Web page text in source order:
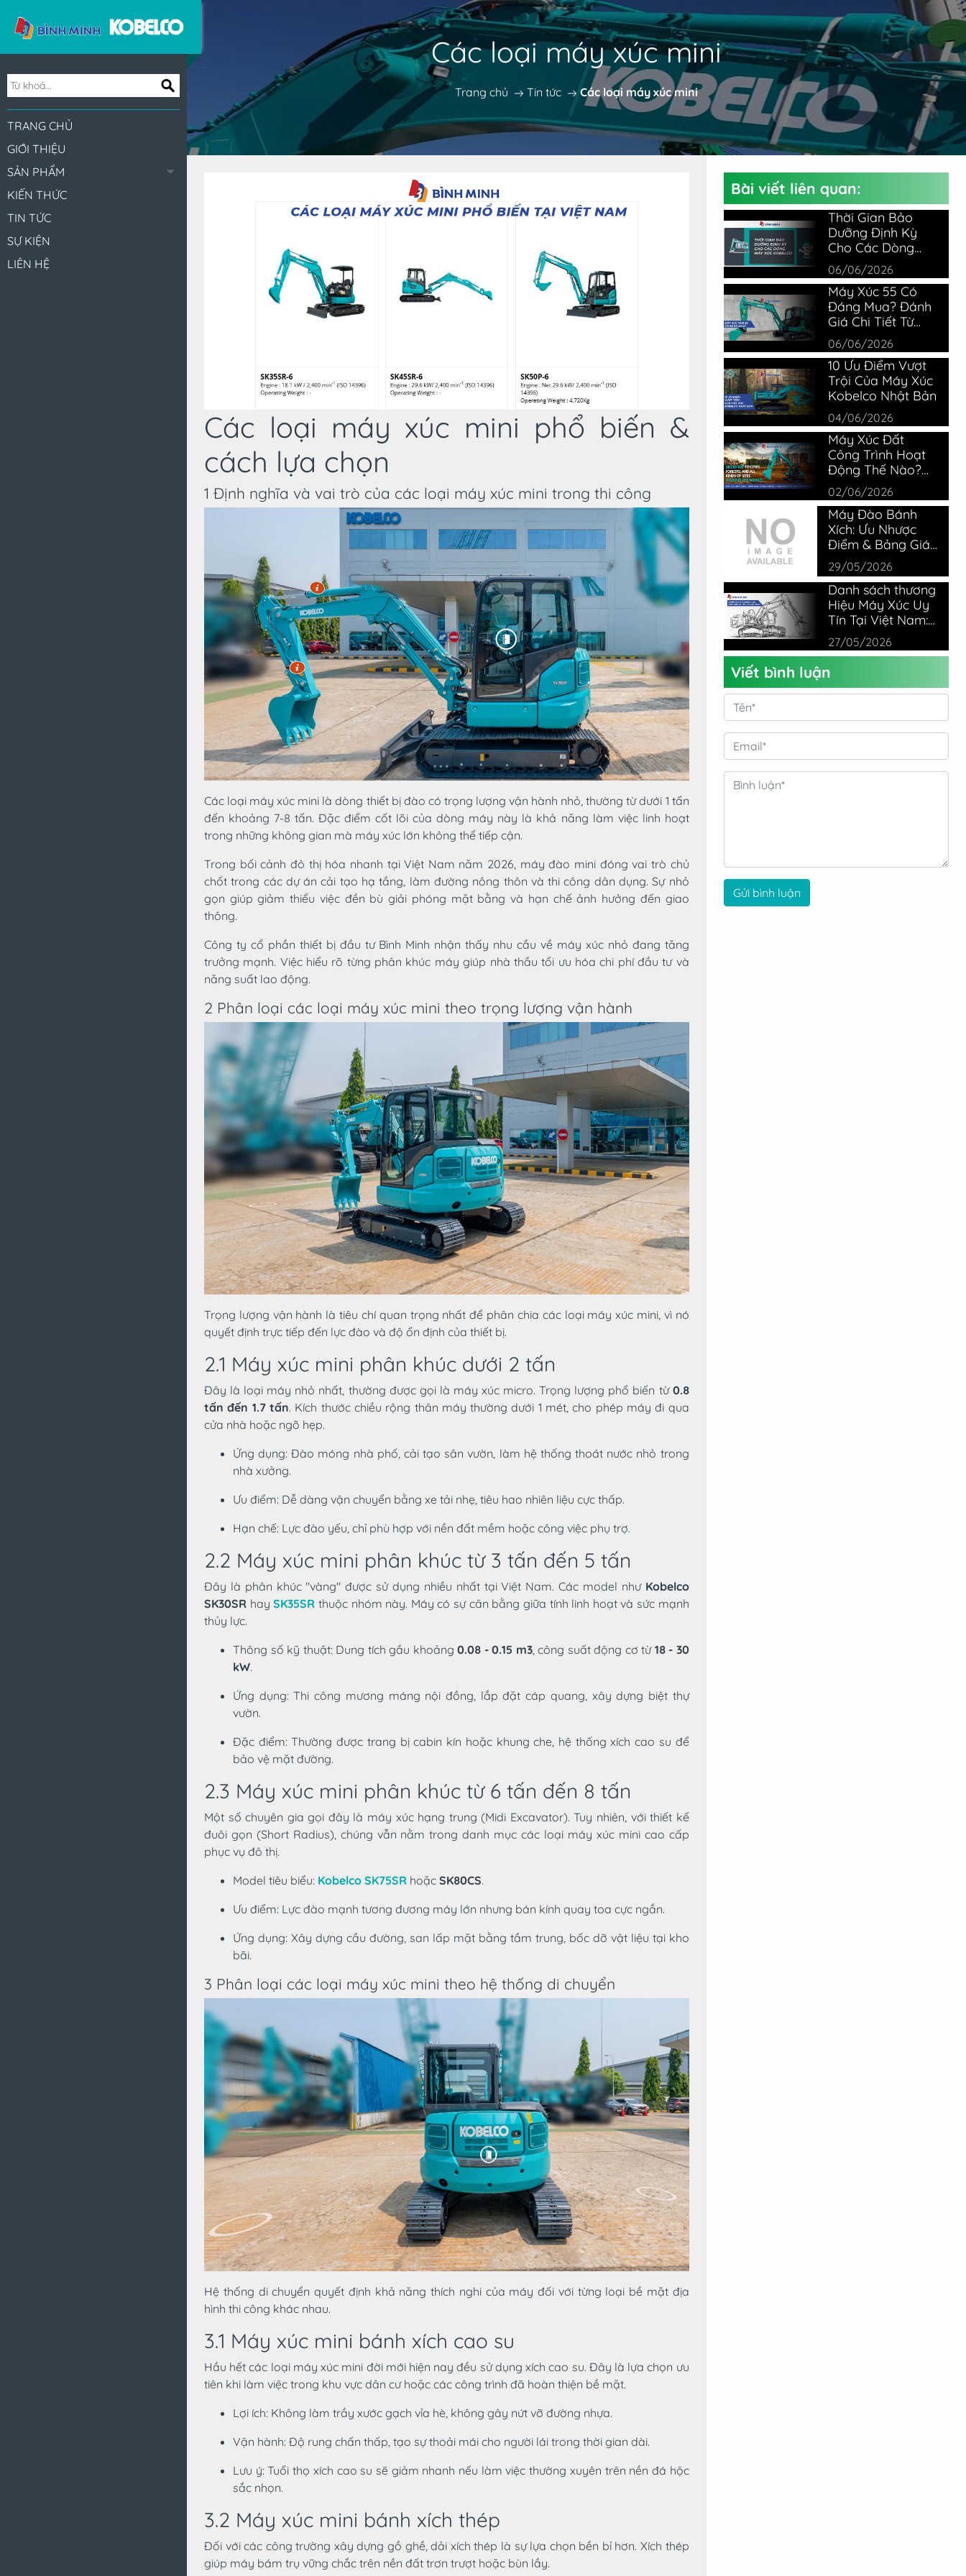
TRANG CHỦ
GIỚI THIỆU
SẢN PHẨM
KIẾN THỨC
TIN TỨC
SỰ KIỆN
LIÊN HỆ
Các loại máy xúc mini
Trang chủ Tin tức Các loại máy xúc mini
Các loại máy xúc mini phổ biến &
cách lựa chọn
1 Định nghĩa và vai trò của các loại máy xúc mini trong thi công
Các loại máy xúc mini là dòng thiết bị đào có trọng lượng vận hành nhỏ, thường từ dưới 1 tấn
đến khoảng 7-8 tấn. Đặc điểm cốt lõi của dòng máy này là khả năng làm việc linh hoạt
trong những không gian mà máy xúc lớn không thể tiếp cận.
Trong bối cảnh đô thị hóa nhanh tại Việt Nam năm 2026, máy đào mini đóng vai trò chủ
chốt trong các dự án cải tạo hạ tầng, làm đường nông thôn và thi công dân dụng. Sự nhỏ
gọn giúp giảm thiểu việc đền bù giải phóng mặt bằng và hạn chế ảnh hưởng đến giao
thông.
Công ty cổ phần thiết bị đầu tư Bình Minh nhận thấy nhu cầu về máy xúc nhỏ đang tăng
trưởng mạnh. Việc hiểu rõ từng phân khúc máy giúp nhà thầu tối ưu hóa chi phí đầu tư và
năng suất lao động.
2 Phân loại các loại máy xúc mini theo trọng lượng vận hành
Trọng lượng vận hành là tiêu chí quan trọng nhất để phân chia các loại máy xúc mini, vì nó
quyết định trực tiếp đến lực đào và độ ổn định của thiết bị.
2.1 Máy xúc mini phân khúc dưới 2 tấn
Đây là loại máy nhỏ nhất, thường được gọi là máy xúc micro. Trọng lượng phổ biến từ 0.8
tấn đến 1.7 tấn. Kích thước chiều rộng thân máy thường dưới 1 mét, cho phép máy đi qua
cửa nhà hoặc ngõ hẹp.
Ứng dụng: Đào móng nhà phố, cải tạo sân vườn, làm hệ thống thoát nước nhỏ trong
nhà xưởng.
Ưu điểm: Dễ dàng vận chuyển bằng xe tải nhẹ, tiêu hao nhiên liệu cực thấp.
Hạn chế: Lực đào yếu, chỉ phù hợp với nền đất mềm hoặc công việc phụ trợ.
2.2 Máy xúc mini phân khúc từ 3 tấn đến 5 tấn
Đây là phân khúc "vàng" được sử dụng nhiều nhất tại Việt Nam. Các model như Kobelco
SK30SR haySK35SR thuộc nhóm này. Máy có sự cân bằng giữa tính linh hoạt và sức mạnh
thủy lực.
Thông số kỹ thuật: Dung tích gầu khoảng0.08 - 0.15 m3, công suất động cơ từ 18 - 30
kW.
Ứng dụng: Thi công mương máng nội đồng, lắp đặt cáp quang, xây dựng biệt thự
vườn.
Đặc điểm: Thường được trang bị cabin kín hoặc khung che, hệ thống xích cao su để
bảo vệ mặt đường.
2.3 Máy xúc mini phân khúc từ 6 tấn đến 8 tấn
Một số chuyên gia gọi đây là máy xúc hạng trung (Midi Excavator). Tuy nhiên, với thiết kế
đuôi gọn (Short Radius), chúng vẫn nằm trong danh mục các loại máy xúc mini cao cấp
phục vụ đô thị.
Model tiêu biểu: Kobelco SK75SR hoặc SK80CS.
Ưu điểm: Lực đào mạnh tương đương máy lớn nhưng bán kính quay toa cực ngắn.
Ứng dụng: Xây dựng cầu đường, san lấp mặt bằng tầm trung, bốc dỡ vật liệu tại kho
bãi.
3 Phân loại các loại máy xúc mini theo hệ thống di chuyển
Hệ thống di chuyển quyết định khả năng thích nghi của máy đối với từng loại bề mặt địa
hình thi công khác nhau.
3.1 Máy xúc mini bánh xích cao su
Hầu hết các loại máy xúc mini đời mới hiện nay đều sử dụng xích cao su. Đây là lựa chọn ưu
tiên khi làm việc trong khu vực dân cư hoặc các công trình đã hoàn thiện bề mặt.
Lợi ích: Không làm trầy xước gạch vỉa hè, không gây nứt vỡ đường nhựa.
Vận hành: Độ rung chấn thấp, tạo sự thoải mái cho người lái trong thời gian dài.
Lưu ý: Tuổi thọ xích cao su sẽ giảm nhanh nếu làm việc thường xuyên trên nền đá hộc
sắc nhọn.
3.2 Máy xúc mini bánh xích thép
Đối với các công trường xây dựng gồ ghề, dải xích thép là sự lựa chọn bền bỉ hơn. Xích thép
giúp máy bám trụ vững chắc trên nền đất trơn trượt hoặc bùn lầy.
Bài viết liên quan:
Thời Gian Bảo
Dưỡng Định Kỳ
Cho Các Dòng
Máy Xúc Kobelco
06/06/2026
Máy Xúc 55 Có
Đáng Mua? Đánh
Giá Chi Tiết Từ
Thiết Bị Bình Minh
06/06/2026
10 Ưu Điểm Vượt
Trội Của Máy Xúc
Kobelco Nhật Bản
04/06/2026
Máy Xúc Đất
Công Trình Hoạt
Động Thế Nào?
Cấu Tạo &
Nguyên Lý
02/06/2026
Máy Đào Bánh
Xích: Ưu Nhược
Điểm & Bảng Giá
Kobelco Mới Nhất
29/05/2026
Danh sách thương
Hiệu Máy Xúc Uy
Tín Tại Việt Nam:
Đánh Giá Thực Tế
Từ Chuyên Gia
27/05/2026
Viết bình luận
Gửi bình luận